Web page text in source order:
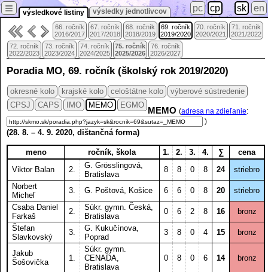
výsledkové listiny výsledky jednotlivcov
≡ pc cp sk en
66. ročník
2016/2017
67. ročník
2017/2018
68. ročník
2018/2019
69. ročník
2019/2020
70. ročník
2020/2021
71. ročník
2021/2022
72. ročník
2022/2023
73. ročník
2023/2024
74. ročník
2024/2025
75. ročník
2025/2026
76. ročník
2026/2027
Poradia MO, 69. ročník (školský rok 2019/2020)
okresné kolo krajské kolo celoštátne kolo
výberové sústredenie
CPSJ
CAPS IMO MEMO EGMO
MEMO (adresa na zdieľanie:
)
(28. 8. – 4. 9. 2020, dištančná forma)
meno ročník, škola 1. 2. 3. 4. ∑
cena
Viktor Balan
2.
G. Grösslingová,
Bratislava
8 8 0 8 24
striebro
Norbert
Micheľ
3. G. Poštová, Košice 6 6 0 8 20
striebro
Csaba Daniel
Farkaš
2.
Súkr. gymn. Česká,
Bratislava
0 6 2 8 16
bronz
Štefan
Slavkovský
3.
G. Kukučínova,
Poprad
3 8 0 4 15 bronz
Jakub
Šošovička
1.
Súkr. gymn.
CENADA,
Bratislava
0 8 0 6 14 bronz